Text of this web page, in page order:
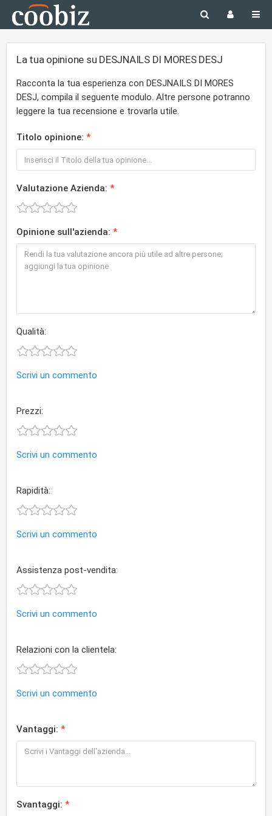
La tua opinione su DESJNAILS DI MORES DESJ
Racconta la tua esperienza con DESJNAILS DI MORES
DESJ, compila il seguente modulo. Altre persone potranno
leggere la tua recensione e trovarla utile.
Titolo opinione:
Valutazione Azienda:
Opinione sull'azienda:
Qualità:
Scrivi un commento
Prezzi:
Scrivi un commento
Rapidità:
Scrivi un commento
Assistenza post-vendita:
Scrivi un commento
Relazioni con la clientela:
Scrivi un commento
Vantaggi:
Svantaggi: